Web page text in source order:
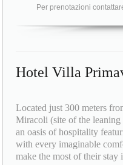
Per prenotazioni
Hotel Villa
Located just 300 meters
Miracoli (site of the
an oasis of hospitality
with every imaginable
make the most of their